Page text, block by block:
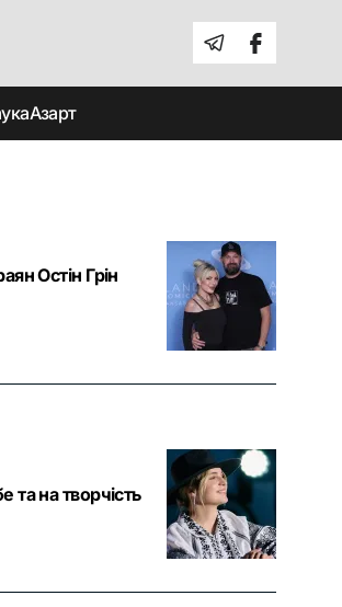
Азарт
Остін Грін
та на творчість